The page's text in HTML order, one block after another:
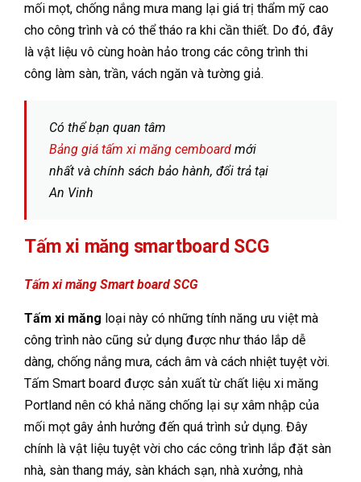
mối mọt, chống nắng mưa mang lại giá trị thẩm mỹ cao
cho công trình và có thể tháo ra khi cần thiết. Do đó, đây
là vật liệu vô cùng hoàn hảo trong các công trình thi
công làm sàn, trần, vách ngăn và tường giả.
Có thể bạn quan tâm
Bảng giá tấm xi măng cemboard mới
nhất và chính sách bảo hành, đổi trả tại
An Vinh
Tấm xi măng smartboard SCG
Tấm xi măng Smart board SCG
Tấm xi măng loại này có những tính năng ưu việt mà
công trình nào cũng sử dụng được như tháo lắp dễ
dàng, chống nắng mưa, cách âm và cách nhiệt tuyệt vời.
Tấm Smart board được sản xuất từ chất liệu xi măng
Portland nên có khả năng chống lại sự xâm nhập của
mối mọt gây ảnh hưởng đến quá trình sử dụng. Đây
chính là vật liệu tuyệt vời cho các công trình lắp đặt sàn
nhà, sàn thang máy, sàn khách sạn, nhà xưởng, nhà